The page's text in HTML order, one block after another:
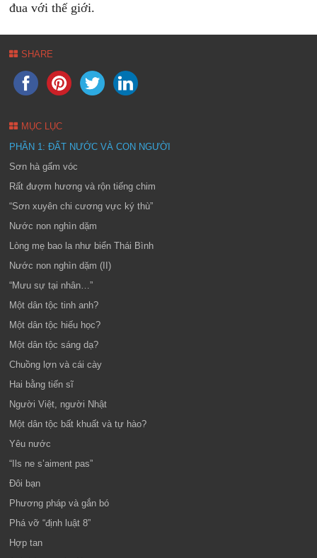
đua với thế giới.
SHARE
MỤC LỤC
PHẦN 1: ĐẤT NƯỚC VÀ CON NGƯỜI
Sơn hà gấm vóc
Rất đượm hương và rộn tiếng chim
“Sơn xuyên chi cương vực ký thù”
Nước non nghìn dặm
Lòng mẹ bao la như biển Thái Bình
Nước non nghìn dặm (II)
“Mưu sự tại nhân…”
Một dân tộc tinh anh?
Một dân tộc hiếu học?
Một dân tộc sáng dạ?
Chuồng lợn và cái cày
Hai bằng tiến sĩ
Người Việt, người Nhật
Một dân tộc bất khuất và tự hào?
Yêu nước
“Ils ne s’aiment pas”
Đôi bạn
Phương pháp và gắn bó
Phá vỡ “định luật 8”
Hợp tan